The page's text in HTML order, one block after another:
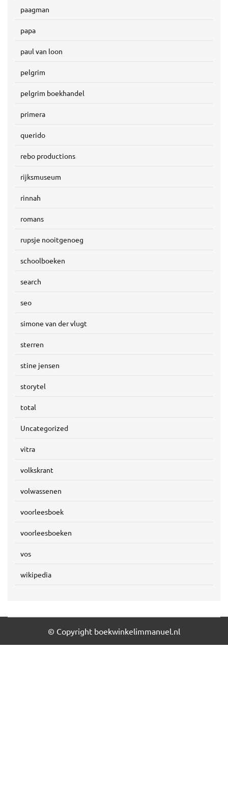
paagman
papa
paul van loon
pelgrim
pelgrim boekhandel
primera
querido
rebo productions
rijksmuseum
rinnah
romans
rupsje nooitgenoeg
schoolboeken
search
seo
simone van der vlugt
sterren
stine jensen
storytel
total
Uncategorized
vitra
volkskrant
volwassenen
voorleesboek
voorleesboeken
vos
wikipedia
© Copyright boekwinkelimmanuel.nl